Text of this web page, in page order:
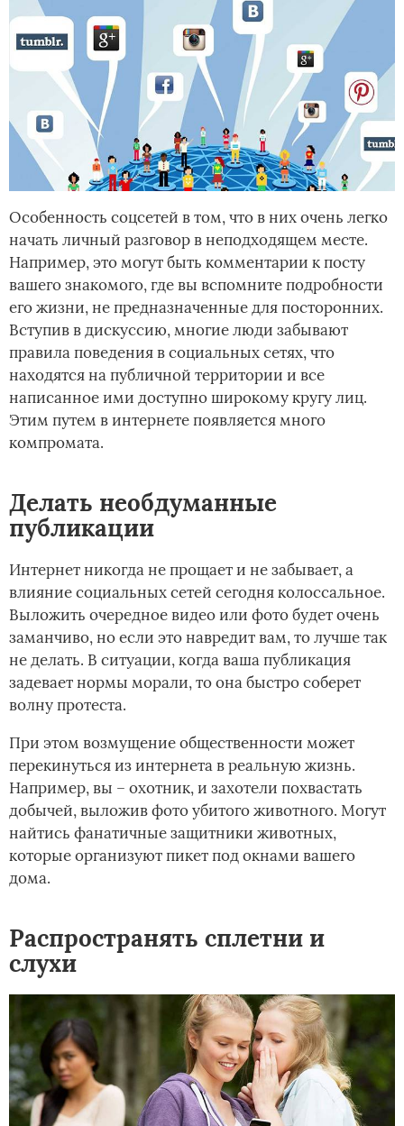
Особенность соцсетей в том, что в них очень легко
начать личный разговор в неподходящем месте.
Например, это могут быть комментарии к посту
вашего знакомого, где вы вспомните подробности
его жизни, не предназначенные для посторонних.
Вступив в дискуссию, многие люди забывают
правила поведения в социальных сетях, что
находятся на публичной территории и все
написанное ими доступно широкому кругу лиц.
Этим путем в интернете появляется много
компромата.
Делать необдуманные
публикации
Интернет никогда не прощает и не забывает, а
влияние социальных сетей сегодня колоссальное.
Выложить очередное видео или фото будет очень
заманчиво, но если это навредит вам, то лучше так
не делать. В ситуации, когда ваша публикация
задевает нормы морали, то она быстро соберет
волну протеста.
При этом возмущение общественности может
перекинуться из интернета в реальную жизнь.
Например, вы – охотник, и захотели похвастать
добычей, выложив фото убитого животного. Могут
найтись фанатичные защитники животных,
которые организуют пикет под окнами вашего
дома.
Распространять сплетни и
слухи